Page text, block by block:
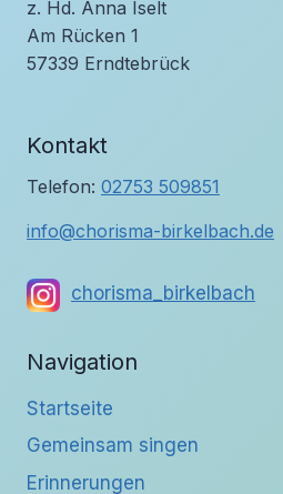
z. Hd. Anna Iselt
Am Rücken 1
57339 Erndtebrück
Kontakt
Telefon: 02753 509851
info@chorisma-birkelbach.de
chorisma_birkelbach
Navigation
Startseite
Gemeinsam singen
Erinnerungen